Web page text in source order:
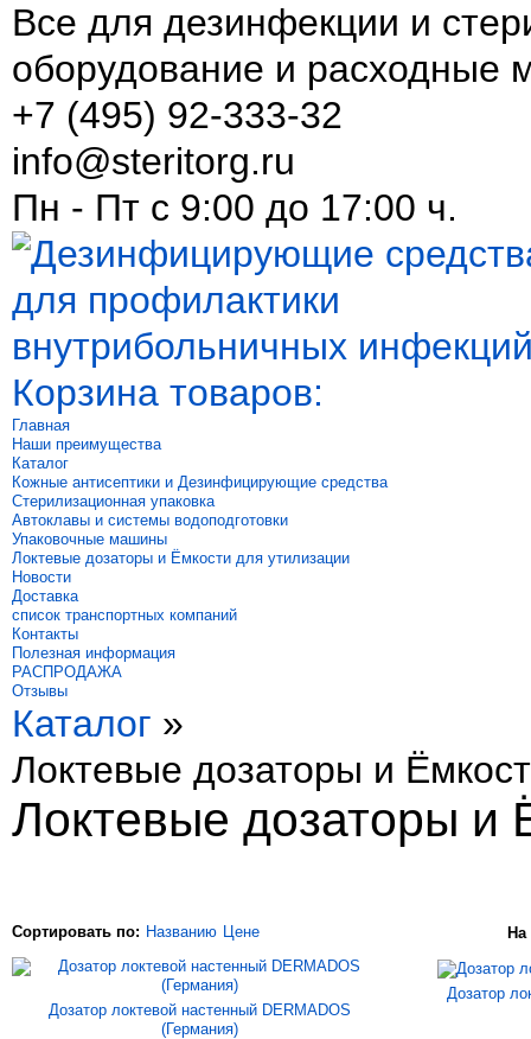
Все для дезинфекции и
оборудование и расходные
+7 (495) 92-333-32
info@steritorg.ru
Пн - Пт с 9:00 до 17:00 ч.
Корзина товаров:
Главная
Наши преимущества
Каталог
Кожные антисептики и Дезинфицирующие средства
Стерилизационная упаковка
Автоклавы и системы водоподготовки
Упаковочные машины
Локтевые дозаторы и Ёмкости для утилизации
Новости
Доставка
список транспортных компаний
Контакты
Полезная информация
РАСПРОДАЖА
Отзывы
Каталог »
Локтевые дозаторы и
Локтевые дозаторы и
Сортировать по: Названию Цене На
Дозатор локтевой настенный DERMADOS
(Германия)
Дозатор